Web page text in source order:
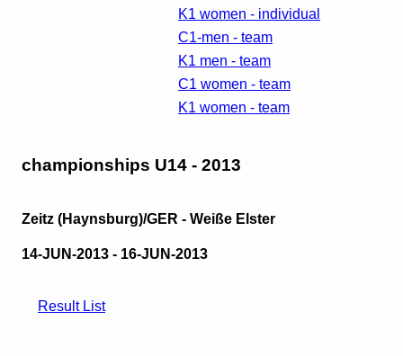
K1 women - individual
C1-men - team
K1 men - team
C1 women - team
K1 women - team
championships U14 - 2013
Zeitz (Haynsburg)/GER - Weiße Elster
14-JUN-2013 - 16-JUN-2013
Result List